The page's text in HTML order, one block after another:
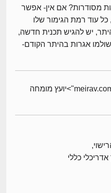
מסודרות? אם אין- אפשר
עוד רמת הגימור שלו
יש להגיש תכנית חדשה,
אגרות בהיתר הקודם-
ארז מירב -meirav.com" target="_blank">יועץ מומחה
כללי